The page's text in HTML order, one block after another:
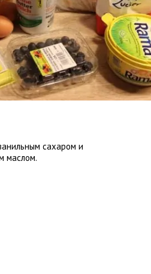
сахаром и
маслом.